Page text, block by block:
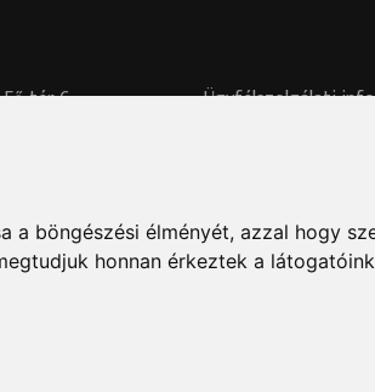
böngészési élményét, azzal hogy
honnan érkeztek a
tér 6.
Ügyfélszolgálati